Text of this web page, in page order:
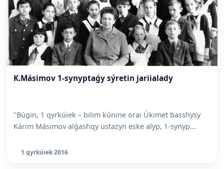
K.Másimov 1-synyptaǵy sýretin jariialady
"Búgin, 1 qyrkúiek – bilim kúnine orai Úkimet basshysy
Kárim Másimov alǵashqy ustazyn eske alyp, 1-synyp...
1 qyrkúıek 2016